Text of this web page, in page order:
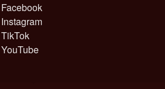
Facebook
Instagram
TikTok
YouTube